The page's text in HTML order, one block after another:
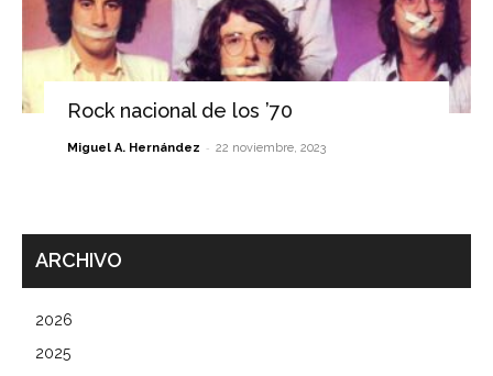
Rock nacional de los ’70
Miguel A. Hernández - 22 noviembre, 2023
ARCHIVO
2026
2025